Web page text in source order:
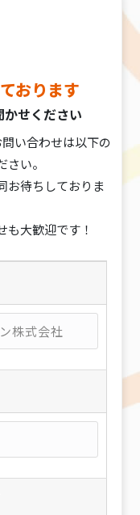
おります
せください
い合わせは以下の
い。
お待ちしておりま
も大歓迎です！